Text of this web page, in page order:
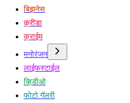
बिझनेस
क्रीडा
क्राईम
मनोरंजन
लाईफस्टाईल
व्हिडीओ
फोटो गॅलरी